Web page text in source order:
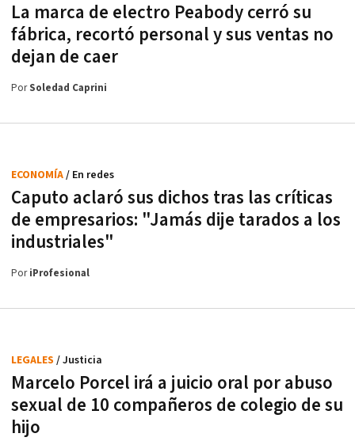
La marca de electro Peabody cerró su
fábrica, recortó personal y sus ventas no
dejan de caer
PorSoledad Caprini
Caputo aclaró sus dichos tras las críticas
de empresarios: "Jamás dije tarados a los
industriales"
ECONOMÍA/ En redes
PoriProfesional
Marcelo Porcel irá a juicio oral por abuso
sexual de 10 compañeros de colegio de su
hijo
LEGALES / Justicia